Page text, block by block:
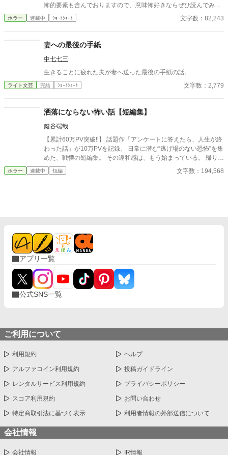
怖的要素も含んでおりますので、意味怖好きならぜひ読んでみて
ください。
ホラー 連載中 ｼｮｰﾄｼｮｰﾄ 文字数：82,243
妻への最後の手紙
中七七三
生きることに疲れた夫が妻へ送った最後の手紙の話。
ライト文芸 完結 ｼｮｰﾄｼｮｰﾄ 文字数：2,779
洒落にならない怖い話【短編集】
鍵谷端哉
【累計60万PV突破‼】 話題作「アンケートに答えたら、人生が終
わった話」が10万PVを記録。 日常に潜む“逃げ場のない恐怖”を集
めた、戦慄の短編集。 その違和感は、もう始まっている。 帰り
道、誰もいないはずの部屋、何気ない会話。 どこにでもある日常
が、ある瞬間、取り返しのつかない異常へと変わる。 意味が分か
ホラー 連載中 短編 文字数：194,568
アプリ一覧
公式SNS一覧
ご利用について
利用規約 ヘルプ
アルファコイン利用規約 投稿ガイドライン
レンタルサービス利用規約 プライバシーポリシー
スコア利用規約 お問い合わせ
特定商取引法に基づく表示 利用者情報の外部送信について
会社情報
会社情報 IR情報